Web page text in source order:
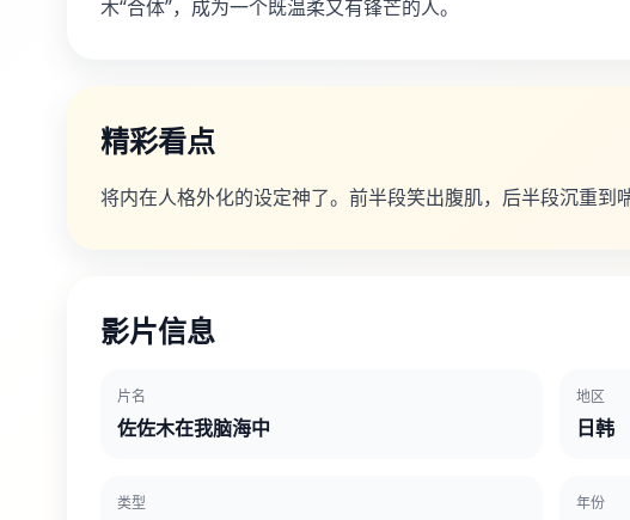
木“合体”，成为一个既温柔又有锋芒的人。
精彩看点
将内在人格外化的设定神了。前半段笑出腹肌，后半段沉重到
影片信息
片名
佐佐木在我脑海中
地区
日韩
类型 年份